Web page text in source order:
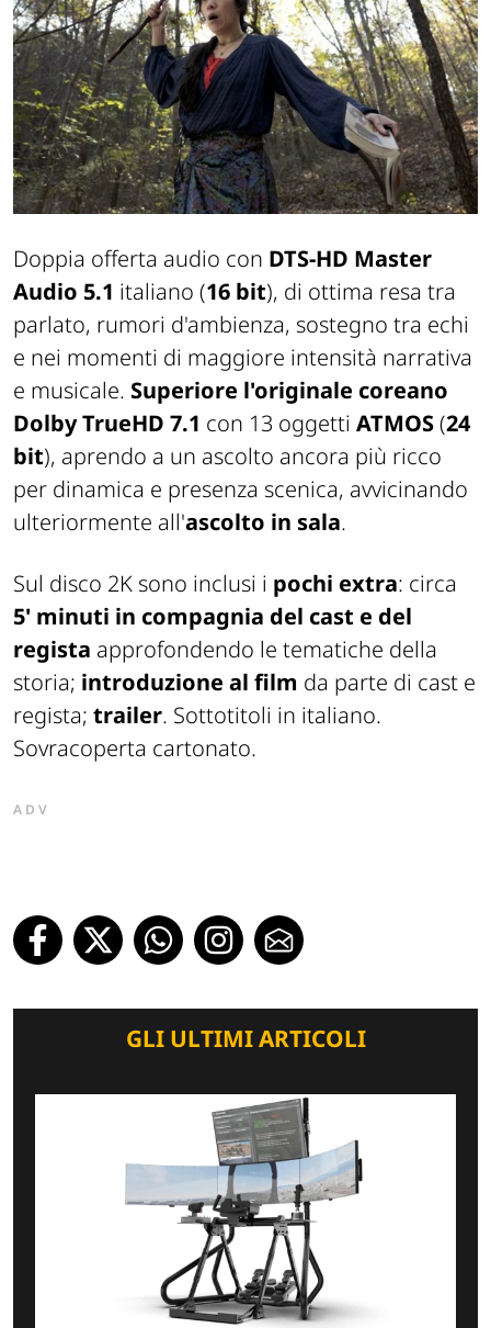
Doppia offerta audio con DTS-HD Master
Audio 5.1 italiano (16 bit), di ottima resa tra
parlato, rumori d'ambienza, sostegno tra echi
e nei momenti di maggiore intensità narrativa
e musicale. Superiore l'originale coreano
Dolby TrueHD 7.1 con 13 oggetti ATMOS(24
bit), aprendo a un ascolto ancora più ricco
per dinamica e presenza scenica, avvicinando
ulteriormente all'ascolto in sala.
Sul disco 2K sono inclusi i pochi extra: circa
5' minuti in compagnia del cast e del
regista approfondendo le tematiche della
storia; introduzione al film da parte di cast e
regista; trailer. Sottotitoli in italiano.
Sovracoperta cartonato.
ADV
GLI ULTIMI ARTICOLI